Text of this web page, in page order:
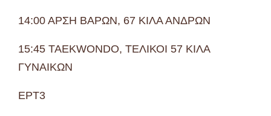
14:00 ΑΡΣΗ ΒΑΡΩΝ, 67 ΚΙΛΑ ΑΝΔΡΩΝ
15:45 TAEKWONDO, ΤΕΛΙΚΟΙ 57 ΚΙΛΑ
ΓΥΝΑΙΚΩΝ
ΕΡΤ3